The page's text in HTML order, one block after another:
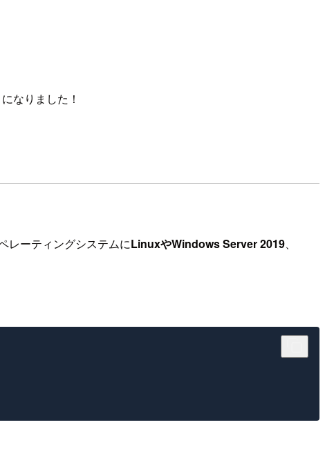
なりました！
レーティングシステムにLinuxやWindows Server 2019、